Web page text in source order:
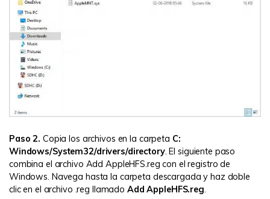
Paso 2. Copia los archivos en la carpeta C:
Windows/System32/drivers/directory. El siguiente paso
combina el archivo Add AppleHFS.reg con el registro de
Windows. Navega hasta la carpeta descargada y haz doble
clic en el archivo .reg llamado Add AppleHFS.reg.